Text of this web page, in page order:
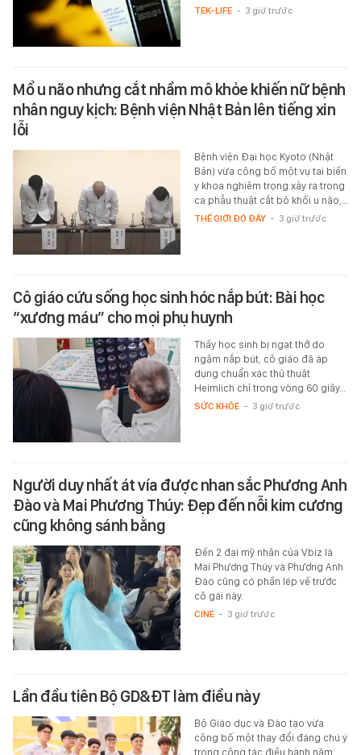
TEK-LIFE - 3 giờ trước
Mổ u não nhưng cắt nhầm mô khỏe khiến nữ bệnh
nhân nguy kịch: Bệnh viện Nhật Bản lên tiếng xin
lỗi
Bệnh viện Đại học Kyoto (Nhật
Bản) vừa công bố một vụ tai biến
y khoa nghiêm trọng xảy ra trong
ca phẫu thuật cắt bỏ khối u não,…
THẾ GIỚI ĐÓ ĐÂY - 3 giờ trước
Cô giáo cứu sống học sinh hóc nắp bút: Bài học
“xương máu” cho mọi phụ huynh
Thấy học sinh bị ngạt thở do
ngậm nắp bút, cô giáo đã áp
dụng chuẩn xác thủ thuật
Heimlich chỉ trong vòng 60 giây…
SỨC KHỎE - 3 giờ trước
Người duy nhất át vía được nhan sắc Phương Anh
Đào và Mai Phương Thúy: Đẹp đến nỗi kim cương
cũng không sánh bằng
Đến 2 đại mỹ nhân của Vbiz là
Mai Phương Thúy và Phương Anh
Đào cũng có phần lép vế trước
cô gái này.
CINE - 3 giờ trước
Lần đầu tiên Bộ GD&ĐT làm điều này
Bộ Giáo dục và Đào tạo vừa
công bố một thay đổi đáng chú ý
trong công tác điều hành năm